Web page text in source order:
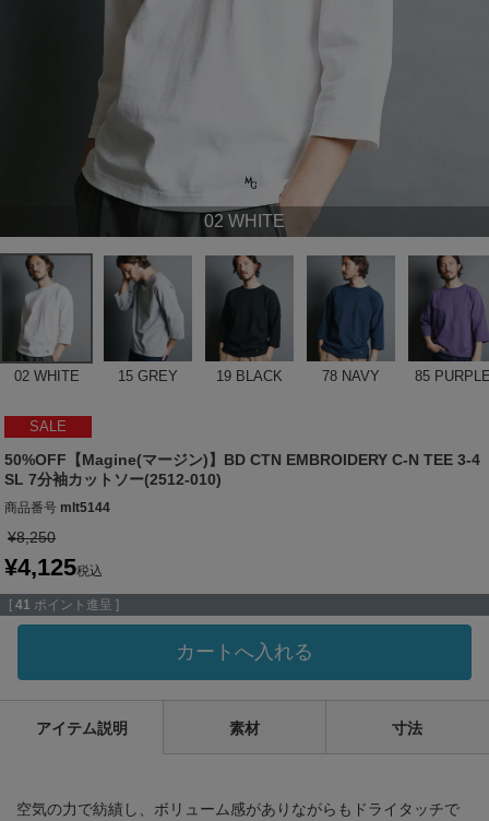
02 WHITE
02 WHITE 15 GREY 19 BLACK 78 NAVY 85
SALE
50%OFF【Magine(マージン)】BD CTN EMBROIDERY C-N TEE 3-4
SL 7分袖カットソー(2512-010)
商品番号 mlt5144
¥8,250
¥4,125税込
[ 41 ポイント進呈 ]
カートへ入れる
アイテム説明 素材 寸法
空気の力で紡績し、ボリューム感がありながらもドライタッチで